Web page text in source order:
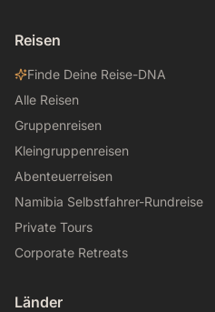
Reisen
Finde Deine Reise-DNA
Alle Reisen
Gruppenreisen
Kleingruppenreisen
Abenteuerreisen
Namibia Selbstfahrer-Rundreise
Private Tours
Corporate Retreats
Länder